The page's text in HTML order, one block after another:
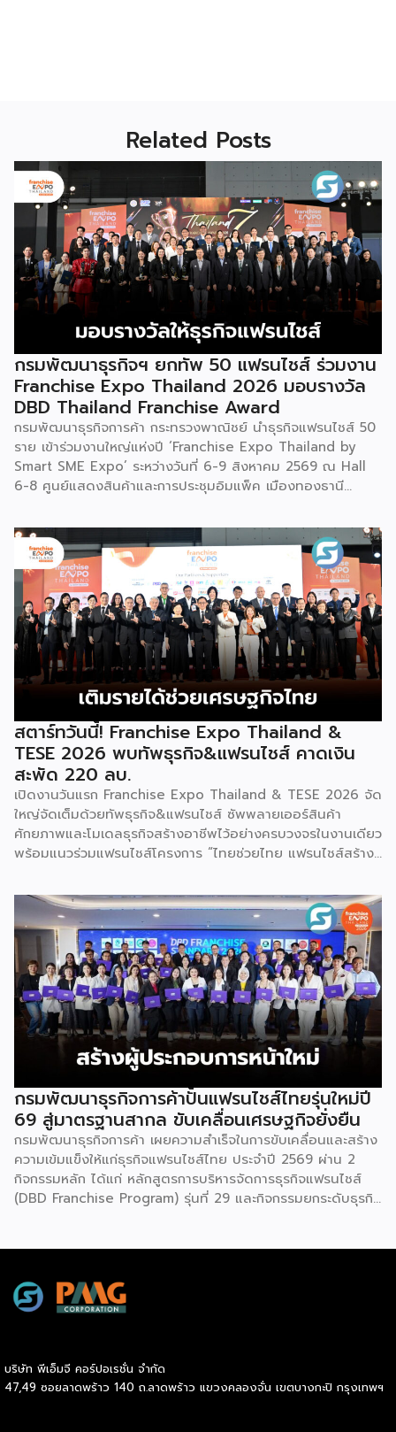
Related Posts
กรมพัฒนาธุรกิจฯ ยกทัพ 50 แฟรนไชส์ ร่วมงาน
Franchise Expo Thailand 2026 มอบรางวัล
DBD Thailand Franchise Award
กรมพัฒนาธุรกิจการค้า กระทรวงพาณิชย์ นำธุรกิจแฟรนไชส์ 50
ราย เข้าร่วมงานใหญ่แห่งปี ‘Franchise Expo Thailand by
Smart SME Expo’ ระหว่างวันที่ 6-9 สิงหาคม 2569 ณ Hall
6-8 ศูนย์แสดงสินค้าและการประชุมอิมแพ็ค เมืองทองธานี
2026 ให้แก่ผู้ประกอบธุรกิจแฟรนไชส์ที่อยู่ในการส่งเสริมสนับสนุน
ของกรมฯ นายพูนพงษ์ นัยนาภากรณ์ อธิบดีกรมพัฒนาธุรกิจ
การค้า กระทรวงพาณิชย์ เปิดเผยภายหลังเป็นประธานเปิดงาน
“งานแฟรนไชส์ เอ็กซ์โป ไทยแลนด์ บาย สมาร์ท เอสเอ็มอี เอ็กซ์
โป (Franchise Expo Thailand by Smart SME Expo)” ซึ่ง
เป็นงานแสดงธุรกิจแฟรนไชส์ชั้นนำที่จัดขึ้นโดย บริษัท พีเอ็มจี
คอร์ปอเรชัน จำกัด เพื่อยกระดับศักยภาพของผู้ประกอบการและ
เจ้าของธุรกิจที่ต้องการขยายกิจการผ่านระบบแฟรนไชส์ […]
สตาร์ทวันนี้! Franchise Expo Thailand &
TESE 2026 พบทัพธุรกิจ&แฟรนไชส์ คาดเงิน
สะพัด 220 ลบ.
เปิดงานวันแรก Franchise Expo Thailand & TESE 2026 จัด
ใหญ่จัดเต็มด้วยทัพธุรกิจ&แฟรนไชส์ ซัพพลายเออร์สินค้า
ศักยภาพและโมเดลธุรกิจสร้างอาชีพไว้อย่างครบวงจรในงานเดียว
พร้อมแนวร่วมแฟรนไชส์โครงการ “ไทยช่วยไทย แฟรนไชส์สร้าง
รวมกว่า 250 บูธ บนพื้นที่ 15,000 ตารางเมตร หวังเป็นทาง
เลือกสร้างรายได้เพิ่มและพยุงเศรษฐกิจไทยให้ฟื้นตัว เสิร์ฟครบ
จบในงานด้วยสินเชื่อ และทำเลทองทั่วประเทศ พร้อมเสวนาให้
ความรู้โดยผู้ทรงคุณวุฒิคับคั่ง และกิจกรรมเจรจาจับคู่ธุรกิจทั้งใน
และต่างประเทศ งานจัดต่อเนื่องระหว่างวันที่ 6-9 สิงหาคมนี้ ที่
ฮอลล์ 6-8 อิมแพ็คเมืองทองธานี คาดเม็ดเงินสะพัดในงานราว
220 ล้านบาท นายพูนพงษ์ นัยนาภากรณ์ อธิบดีกรมพัฒนา
ธุรกิจการค้า กระทรวงพาณิชย์ กล่าวว่า งาน ” Franchise Expo
Thailand & Thailand E-Commerce Selection Expo
(TESE 2026) เป็นเวทีแสดงธุรกิจแฟรนไชส์และโซลูชั่นส์แบบครบ
วงจร […]
กรมพัฒนาธุรกิจการค้าปั้นแฟรนไชส์ไทยรุ่นใหม่ปี
69 สู่มาตรฐานสากล ขับเคลื่อนเศรษฐกิจยั่งยืน
กรมพัฒนาธุรกิจการค้า เผยความสำเร็จในการขับเคลื่อนและสร้าง
ความเข้มแข็งให้แก่ธุรกิจแฟรนไชส์ไทย ประจำปี 2569 ผ่าน 2
กิจกรรมหลัก ได้แก่ หลักสูตรการบริหารจัดการธุรกิจแฟรนไชส์
(DBD Franchise Program) รุ่นที่ 29 และกิจกรรมยกระดับธุรกิจ
กรมพัฒนาธุรกิจการค้า กระทรวงพาณิชย์ เปิดเผยภายหลังเป็น
ประธานมอบประกาศนียบัตรแก่ผู้ประกอบการแฟรนไชส์ใน 2
กิจกรรมแรกเป็นการอบรมหลักสูตรการบริหารจัดการธุรกิจแฟรน
ไชส์ (DBD Franchise Program: DBD-FP) รุ่นที่ 29 ซึ่งเป็น
บริษัท พีเอ็มจี คอร์ปอเรชั่น จำกัด
47,49 ซอยลาดพร้าว 140 ถ.ลาดพร้าว แขวงคลองจั่น เขตบางกะปิ กรุงเทพฯ